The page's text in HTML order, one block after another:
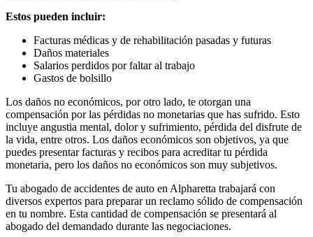
Estos pueden incluir:
Facturas médicas y de rehabilitación pasadas y futuras
Daños materiales
Salarios perdidos por faltar al trabajo
Gastos de bolsillo
Los daños no económicos, por otro lado, te otorgan una
compensación por las pérdidas no monetarias que has sufrido. Esto
incluye angustia mental, dolor y sufrimiento, pérdida del disfrute de
la vida, entre otros. Los daños económicos son objetivos, ya que
puedes presentar facturas y recibos para acreditar tu pérdida
monetaria, pero los daños no económicos son muy subjetivos.
Tu abogado de accidentes de auto en Alpharetta trabajará con
diversos expertos para preparar un reclamo sólido de compensación
en tu nombre. Esta cantidad de compensación se presentará al
abogado del demandado durante las negociaciones.